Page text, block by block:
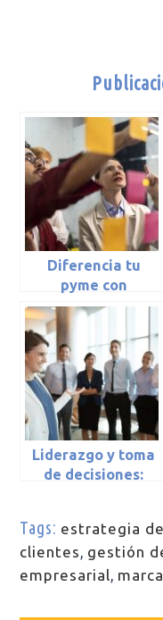
Diferencia tu
pyme con
storytelling en
mercados
saturados
Liderazgo y toma
de decisiones:
el éxito
Tags: estrategia
clientes, gestión
empresarial,